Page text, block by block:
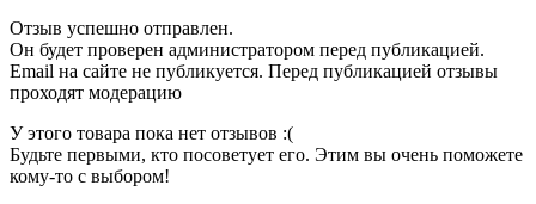
Отзыв успешно отправлен.
Он будет проверен администратором перед публикацией.
Email на сайте не публикуется. Перед публикацией отзывы
проходят модерацию
У этого товара пока нет отзывов :(
Будьте первыми, кто посоветует его. Этим вы очень поможете
кому-то с выбором!